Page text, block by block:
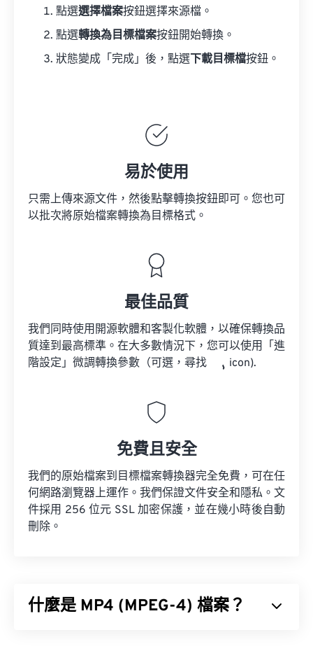
點選選擇檔案按鈕選擇來源檔。
點選轉換為目標檔案按鈕開始轉換。
狀態變成「完成」後，點選 下載目標檔按鈕。
易於使用
只需上傳來源文件，然後點擊轉換按鈕即可。您也可
以批次將原始檔案轉換為目標格式。
最佳品質
我們同時使用開源軟體和客製化軟體，以確保轉換品
質達到最高標準。在大多數情況下，您可以使用「進
階設定」微調轉換參數（可選，尋找
icon).
免費且安全
我們的原始檔案到目標檔案轉換器完全免費，可在任
何網路瀏覽器上運作。我們保證文件安全和隱私。文
件採用 256 位元 SSL 加密保護，並在幾小時後自動
刪除。
什麼是 MP4 (MPEG-4) 檔案？